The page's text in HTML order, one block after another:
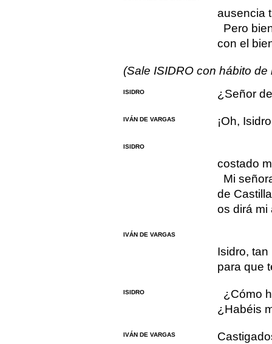
ausencia
Pero
con el
(Sale ISIDRO con hábito de
ISIDRO ¿Señor
IVÁN DE VARGAS ¡Oh,
ISIDRO
costado
Mi
de
os dirá mi
IVÁN DE VARGAS
Isidro,
para que
ISIDRO
¿Cómo
¿Habéis
IVÁN DE VARGAS